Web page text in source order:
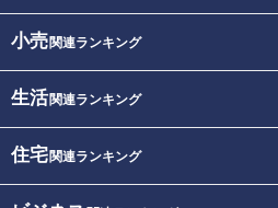
小売関連ランキング
生活関連ランキング
住宅関連ランキング